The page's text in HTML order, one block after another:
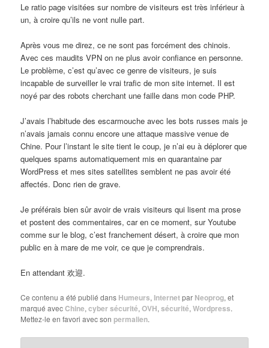
Le ratio page visitées sur nombre de visiteurs est très inférieur à
un, à croire qu’ils ne vont nulle part.
Après vous me direz, ce ne sont pas forcément des chinois.
Avec ces maudits VPN on ne plus avoir confiance en personne.
Le problème, c’est qu’avec ce genre de visiteurs, je suis
incapable de surveiller le vrai trafic de mon site internet. Il est
noyé par des robots cherchant une faille dans mon code PHP.
J’avais l’habitude des escarmouche avec les bots russes mais je
n’avais jamais connu encore une attaque massive venue de
Chine. Pour l’instant le site tient le coup, je n’ai eu à déplorer que
quelques spams automatiquement mis en quarantaine par
WordPress et mes sites satellites semblent ne pas avoir été
affectés. Donc rien de grave.
Je préférais bien sûr avoir de vrais visiteurs qui lisent ma prose
et postent des commentaires, car en ce moment, sur Youtube
comme sur le blog, c’est franchement désert, à croire que mon
public en à mare de me voir, ce que je comprendrais.
En attendant 欢迎.
Ce contenu a été publié dans Humeurs, Internetpar Neoprog, et
marqué avecChine,cyber sécurité,OVH,sécurité,Wordpress.
Mettez-le en favori avec son permalien.